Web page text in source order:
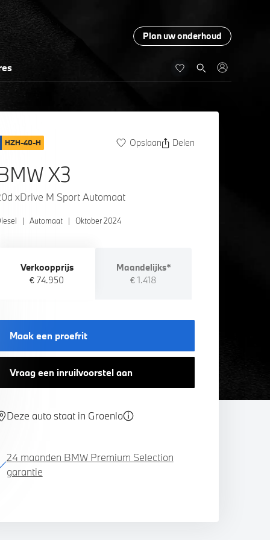
Plan uw onderhoud
HZH-40-H Opslaan Delen
X3
xDrive M Sport Automaat
| Automaat | Oktober 2024
Verkoopprijs
€ 74.950
Maandelijks*
€ 1.418
Maak een proefrit
Vraag een inruilvoorstel aan
Deze auto staat in Groenlo
24 maanden BMW Premium Selection
garantie